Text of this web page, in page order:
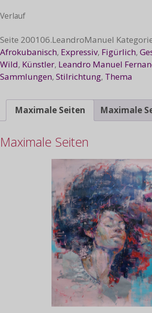
Verlauf
Seite 200106.LeandroManuel
Afrokubanisch, Expressiv, Figürlich,
Wild, Künstler, Leandro Manuel
Sammlungen, Stilrichtung, Thema
Maximale Seiten Maximale
Maximale Seiten